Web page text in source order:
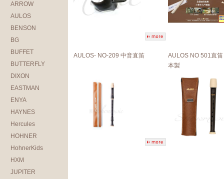
ARROW
AULOS
BENSON
BG
BUFFET
BUTTERFLY
DIXON
EASTMAN
ENYA
HAYNES
Hercules
HOHNER
HohnerKids
HXM
JUPITER
AULOS- NO-209 中音直笛
AULOS NO 501直
本製